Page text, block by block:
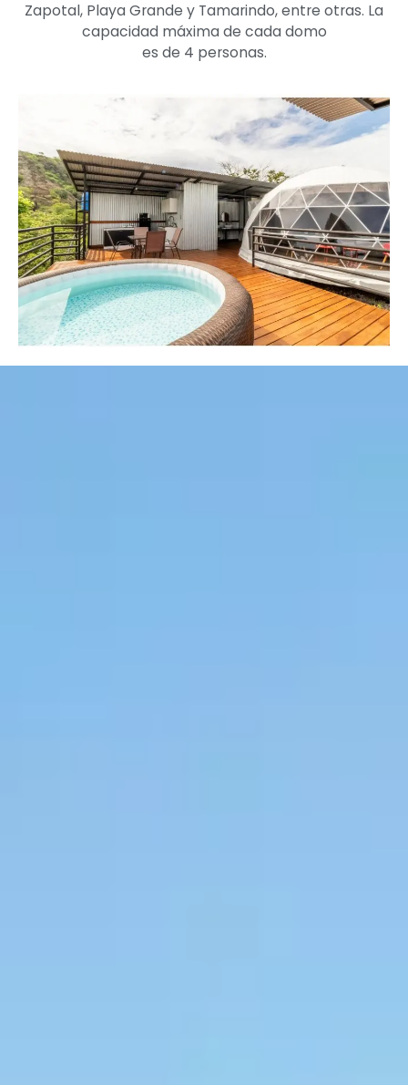
Zapotal, Playa Grande y Tamarindo, entre otras. La
capacidad máxima de cada domo
es de 4 personas.